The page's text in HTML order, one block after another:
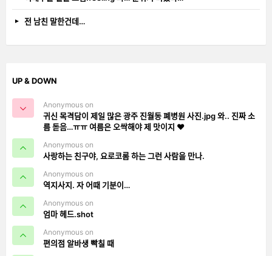
전 남친 말한건데…
UP & DOWN
Anonymous on
귀신 목격담이 제일 많은 광주 진월동 폐병원 사진.jpg 와.. 진짜 소
름 돋음…ㅠㅠ 여름은 오싹해야 제 맛이지 ❤️
Anonymous on
사랑하는 친구야, 요로코롬 하는 그런 사람을 만나.
Anonymous on
역지사지. 자 어때 기분이…
Anonymous on
엄마 헤드.shot
Anonymous on
편의점 알바생 빡칠 때